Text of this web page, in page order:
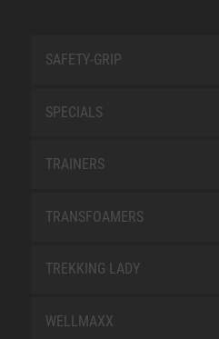
SAFETY-GRIP
SPECIALS
TRAINERS
TRANSFOAMERS
TREKKING LADY
WELLMAXX